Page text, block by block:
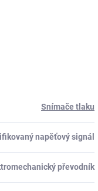
Snímače tlaku
napěťový signál
převodník